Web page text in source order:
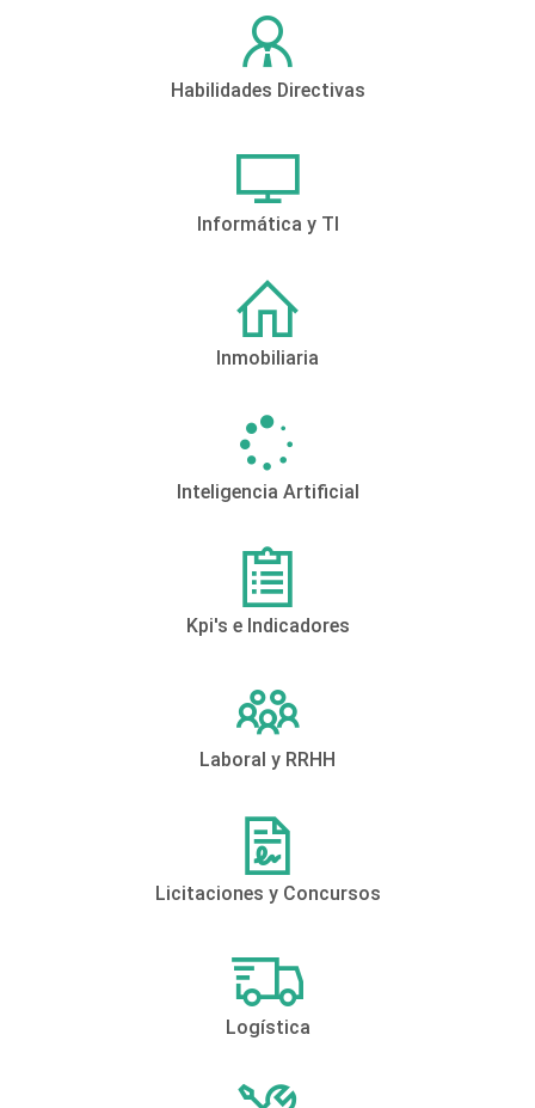
Habilidades Directivas
Informática y TI
Inmobiliaria
Inteligencia Artificial
Kpi's e Indicadores
Laboral y RRHH
Licitaciones y Concursos
Logística